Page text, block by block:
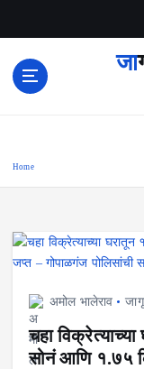
Home
अमोल भालेराव
चहा
सोनं आणि १.७५